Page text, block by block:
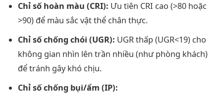
Chỉ số hoàn màu (CRI): Ưu tiên CRI cao (>80 hoặc
>90) để màu sắc vật thể chân thực.
Chỉ số chống chói (UGR): UGR thấp (UGR<19) cho
không gian nhìn lên trần nhiều (như phòng khách)
để tránh gây khó chịu.
Chỉ số chống bụi/ẩm (IP):